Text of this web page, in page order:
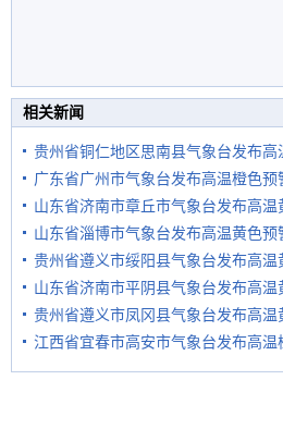
相关新闻
贵州省铜仁地区思南县气象台发布高
广东省广州市气象台发布高温橙色预
山东省济南市章丘市气象台发布高温
山东省淄博市气象台发布高温黄色预
贵州省遵义市绥阳县气象台发布高温
山东省济南市平阴县气象台发布高温
贵州省遵义市凤冈县气象台发布高温
江西省宜春市高安市气象台发布高温